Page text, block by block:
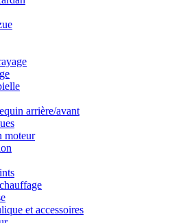
arrière/avant
moteur
et accessoires